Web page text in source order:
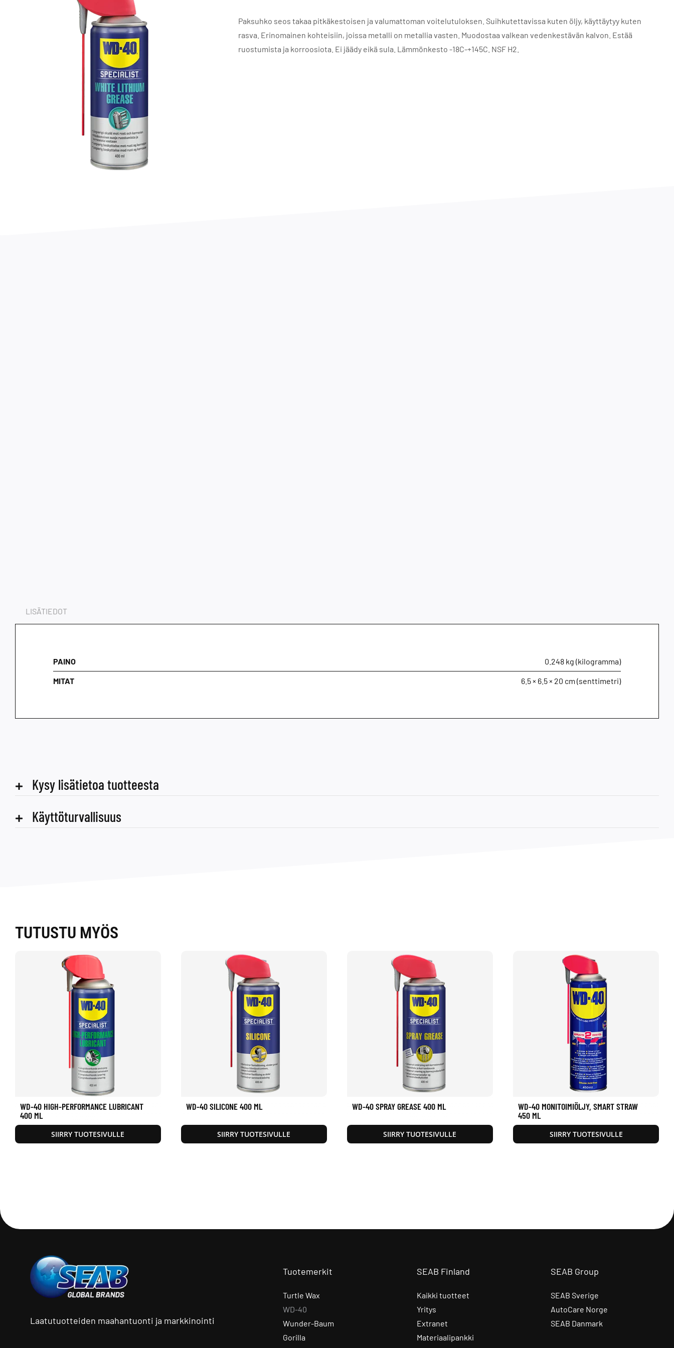
Paksuhko seos takaa pitkäkestoisen ja valumattoman voitelutuloksen. Suihkutettavissa kuten öljy, käyttäytyy kuten
rasva. Erinomainen kohteisiin, joissa metalli on metallia vasten. Muodostaa valkean vedenkestävän kalvon. Estää
ruostumista ja korroosiota. Ei jäädy eikä sula. Lämmönkesto -18C-+145C. NSF H2.
LISÄTIEDOT
PAINO 0.248 kg (kilogramma)
MITAT 6.5 × 6.5 × 20 cm (senttimetri)
Kysy lisätietoa tuotteesta
Käyttöturvallisuus
TUTUSTU MYÖS
WD-40 HIGH-PERFORMANCE LUBRICANT
400 ML
SIIRRY TUOTESIVULLE
WD-40 SILICONE 400 ML
SIIRRY TUOTESIVULLE
WD-40 SPRAY GREASE 400 ML
SIIRRY TUOTESIVULLE
WD-40 MONITOIMIÖLJY, SMART STRAW
450 ML
SIIRRY TUOTESIVULLE
Laatutuotteiden maahantuonti ja markkinointi
Tuotemerkit
Turtle Wax
WD-40
Wunder-Baum
Gorilla
SEAB Finland
Kaikki tuotteet
Yritys
Extranet
Materiaalipankki
SEAB Group
SEAB Sverige
AutoCare Norge
SEAB Danmark